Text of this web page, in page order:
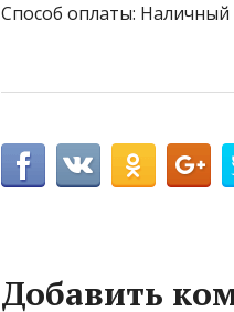
Способ оплаты: Наличный
Добавить